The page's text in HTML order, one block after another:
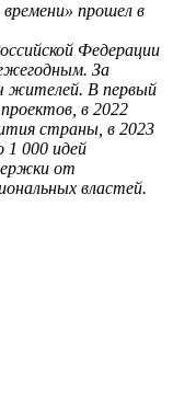
прошел в
Федерации
За
жителей. В первый
в 2022
страны, в 2023
1 000 идей
от
властей.